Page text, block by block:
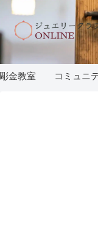
金教室 コミュニ